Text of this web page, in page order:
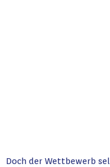
Doch der Wettbewerb